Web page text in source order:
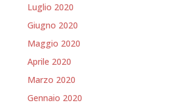
Luglio 2020
Giugno 2020
Maggio 2020
Aprile 2020
Marzo 2020
Gennaio 2020